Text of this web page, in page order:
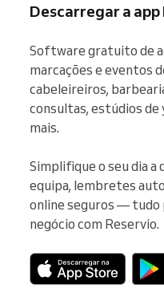
Descarregar a
Software gratuito de
marcações e eventos
cabeleireiros,
consultas, estúdios
mais.
Simplifique o seu dia a
equipa, lembretes
online seguros — tudo
negócio com Reservio.